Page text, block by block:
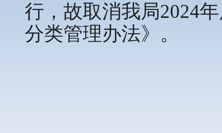
行，故取消我局2024
分类管理办法》。